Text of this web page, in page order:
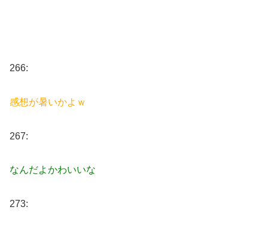
266:
感想が暑いかよｗ
267:
なんだよかわいいな
273: